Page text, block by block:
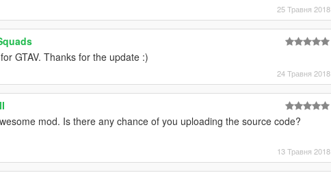
25 Травня 2018
GTAV. Thanks for the update :)
24 Травня 2018
mod. Is there any chance of you uploading the source code?
13 Травня 2018